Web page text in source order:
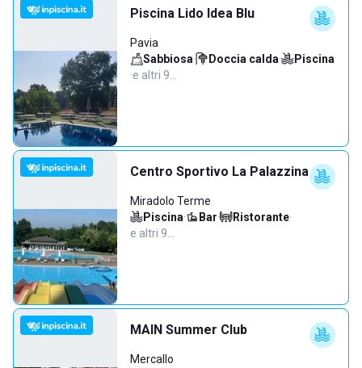
Piscina Lido Idea Blu
Pavia
Sabbiosa· Doccia calda·
Piscina
·e altri 9…
Centro Sportivo La Palazzina
Miradolo Terme
Piscina· Bar· Ristorante·
e altri 9…
MAIN Summer Club
Mercallo